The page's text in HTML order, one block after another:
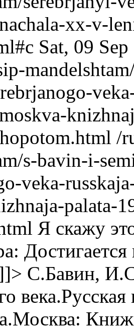
xx-v-
Sat, 09
/
s-bavin-i-
veka-
palata-
Я скажу
С.Бавин,
века.Русская